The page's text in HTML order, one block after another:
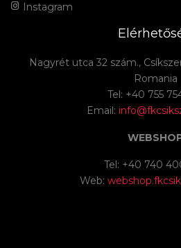
Instagram
Nagyrét utca 32 szám.,
Romania
Tel: +40 755
Email:
Tel: +40 740
Web: